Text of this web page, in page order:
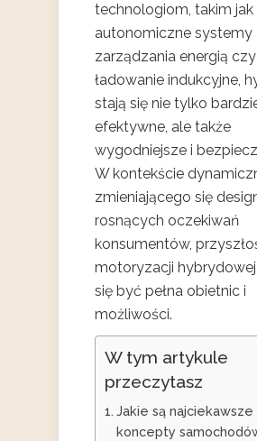
technologiom, takim jak
autonomiczne systemy
zarządzania energią czy
ładowanie indukcyjne,
stają się nie tylko
efektywne, ale także
wygodniejsze i
W kontekście
zmieniającego się
rosnących oczekiwań
konsumentów,
motoryzacji
się być pełna obietnic i
możliwości.
W tym artykule
przeczytasz
Jakie są najciekawsze
koncepty